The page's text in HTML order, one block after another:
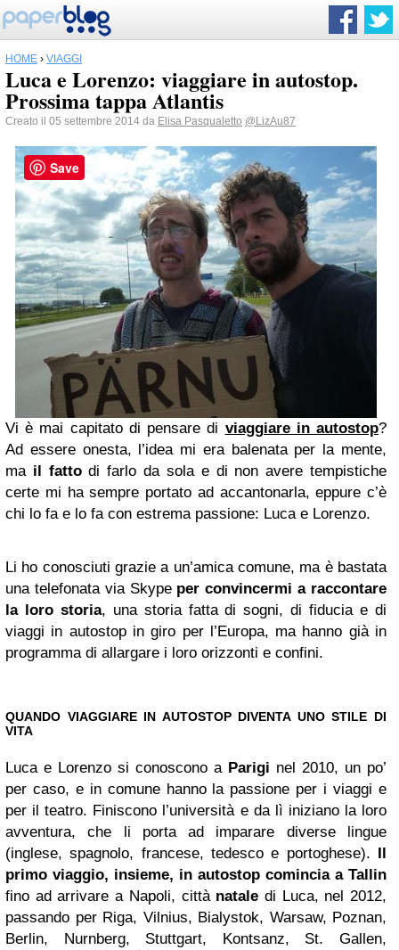
HOME › VIAGGI
Luca e Lorenzo: viaggiare in autostop.
Prossima tappa Atlantis
Creato il 05 settembre 2014 da Elisa Pasqualetto @LizAu87
Vi è mai capitato di pensare di viaggiare in autostop?
Ad essere onesta, l’idea mi era balenata per la mente,
ma il fattodi farlo da sola e di non avere tempistiche
certe mi ha sempre portato ad accantonarla, eppure c’è
chi lo fa e lo fa con estrema passione: Luca e Lorenzo.
Li ho conosciuti grazie a un’amica comune, ma è bastata
una telefonata via Skype per convincermi a raccontare
la loro storia, una storia fatta di sogni, di fiducia e di
viaggi in autostop in giro per l’Europa, ma hanno già in
programma di allargare i loro orizzonti e confini.
QUANDO VIAGGIARE IN AUTOSTOP DIVENTA UNO STILE DI
VITA
Luca e Lorenzo si conoscono a Parigi nel 2010, un po’
per caso, e in comune hanno la passione per i viaggi e
per il teatro. Finiscono l’università e da lì iniziano la loro
avventura, che li porta ad imparare diverse lingue
(inglese, spagnolo, francese, tedesco e portoghese). Il
primo viaggio, insieme, in autostop comincia a Tallin
fino ad arrivare a Napoli, città natale di Luca, nel 2012,
passando per Riga, Vilnius, Bialystok, Warsaw, Poznan,
Berlin, Nurnberg, Stuttgart, Kontsanz, St. Gallen,
Save